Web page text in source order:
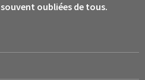
oubliées de tous.